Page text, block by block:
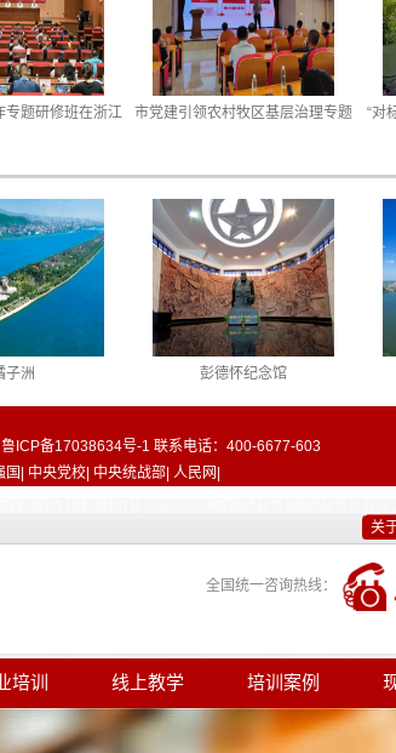
专题研修班在浙江
市党建引领农村牧区基层治理专题
“对
子洲 彭德怀纪念馆
鲁ICP备17038634号-1 联系电话：400-6677-603
国 中央党校 中央统战部 人民网
关
全国统一咨询热线：
培训 线上教学 培训案例